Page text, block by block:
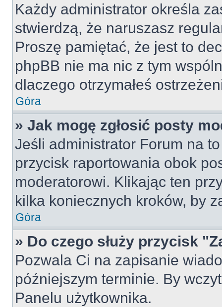
Każdy administrator określa
stwierdzą, że naruszasz
Proszę pamiętać, że jest to
phpBB nie ma nic z tym
dlaczego otrzymałeś
Góra
» Jak mogę zgłosić posty
Jeśli administrator Forum na
przycisk raportowania obok
moderatorowi. Klikając ten
kilka koniecznych kroków, by
Góra
» Do czego służy przycisk
Pozwala Ci na zapisanie
późniejszym terminie. By
Panelu użytkownika.